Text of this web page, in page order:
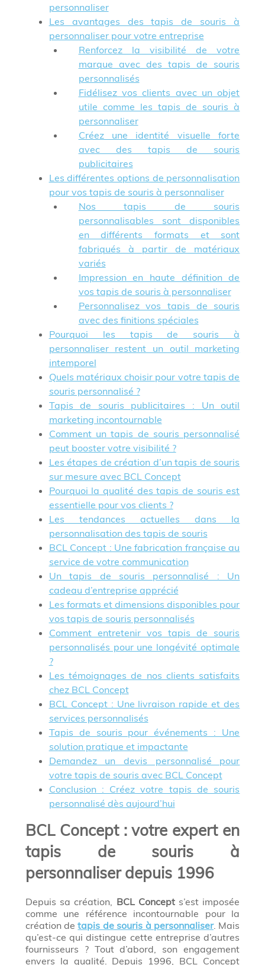
personnaliser
Les avantages des tapis de souris à
personnaliser pour votre entreprise
Renforcez la visibilité de votre
marque avec des tapis de souris
personnalisés
Fidélisez vos clients avec un objet
utile comme les tapis de souris à
personnaliser
Créez une identité visuelle forte
avec des tapis de souris
publicitaires
Les différentes options de personnalisation
pour vos tapis de souris à personnaliser
Nos tapis de souris
personnalisables sont disponibles
en différents formats et sont
fabriqués à partir de matériaux
variés
Impression en haute définition de
vos tapis de souris à personnaliser
Personnalisez vos tapis de souris
avec des finitions spéciales
Pourquoi les tapis de souris à
personnaliser restent un outil marketing
intemporel
Quels matériaux choisir pour votre tapis de
souris personnalisé ?
Tapis de souris publicitaires : Un outil
marketing incontournable
Comment un tapis de souris personnalisé
peut booster votre visibilité ?
Les étapes de création d’un tapis de souris
sur mesure avec BCL Concept
Pourquoi la qualité des tapis de souris est
essentielle pour vos clients ?
Les tendances actuelles dans la
personnalisation des tapis de souris
BCL Concept : Une fabrication française au
service de votre communication
Un tapis de souris personnalisé : Un
cadeau d’entreprise apprécié
Les formats et dimensions disponibles pour
vos tapis de souris personnalisés
Comment entretenir vos tapis de souris
personnalisés pour une longévité optimale
?
Les témoignages de nos clients satisfaits
chez BCL Concept
BCL Concept : Une livraison rapide et des
services personnalisés
Tapis de souris pour événements : Une
solution pratique et impactante
Demandez un devis personnalisé pour
votre tapis de souris avec BCL Concept
Conclusion : Créez votre tapis de souris
personnalisé dès aujourd’hui
BCL Concept : votre expert en
tapis de souris à
personnaliser depuis 1996
Depuis sa création, BCL Concepts’est imposée
comme une référence incontournable pour la
création detapis de souris à personnaliser. Mais
qu’est-ce qui distingue cette entreprise d’autres
fournisseurs ? Tout d’abord, son engagement
envers la qualité. Depuis 1996, BCL Concept